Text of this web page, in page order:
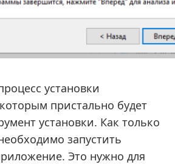
установки
пристально будет
установки. Как только
запустить
Это нужно для